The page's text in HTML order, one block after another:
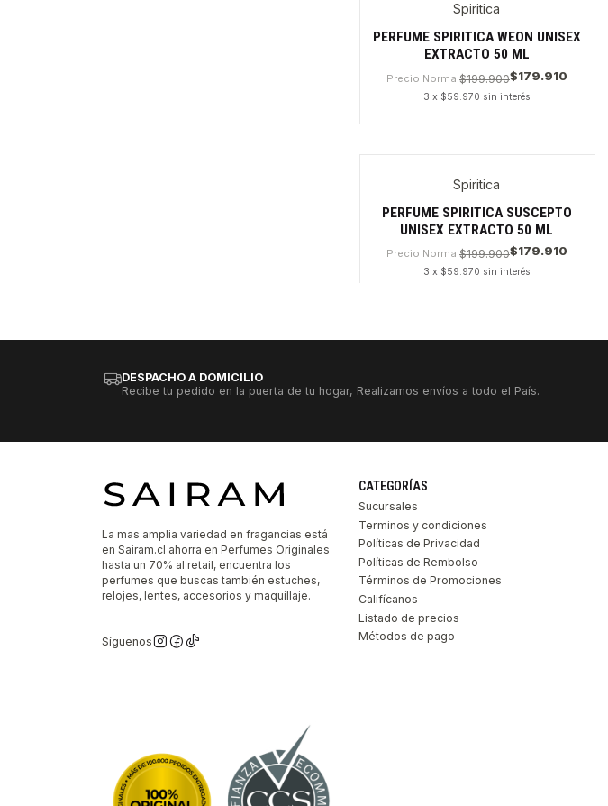
Spiritica
PERFUME SPIRITICA WEON UNISEX
EXTRACTO 50 ML
Precio Normal$199.900$179.910
3 x $59.970 sin interés
Spiritica
PERFUME SPIRITICA SUSCEPTO
UNISEX EXTRACTO 50 ML
Precio Normal$199.900$179.910
3 x $59.970 sin interés
DESPACHO A DOMICILIO
Recibe tu pedido en la puerta de tu hogar, Realizamos envíos a todo el País.
La mas amplia variedad en fragancias está
en Sairam.cl ahorra en Perfumes Originales
hasta un 70% al retail, encuentra los
perfumes que buscas también estuches,
relojes, lentes, accesorios y maquillaje.
Síguenos
CATEGORÍAS
Sucursales
Terminos y condiciones
Políticas de Privacidad
Políticas de Rembolso
Términos de Promociones
Califícanos
Listado de precios
Métodos de pago